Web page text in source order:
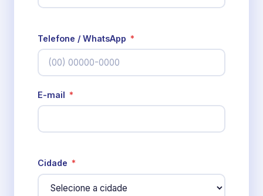
Telefone / WhatsApp *
E-mail *
Cidade *